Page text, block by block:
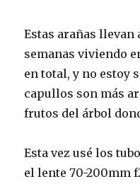
Estas arañas
semanas viviendo
en total, y no estoy
capullos son más
frutos del árbol
Esta vez usé los
el lente 70-200mm